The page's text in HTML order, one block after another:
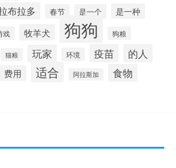
布拉多 春节 是一个 是一种
戏 牧羊犬 狗狗 狗粮
猫粮 玩家 环境 疫苗 的人
费用 适合 阿拉斯加 食物